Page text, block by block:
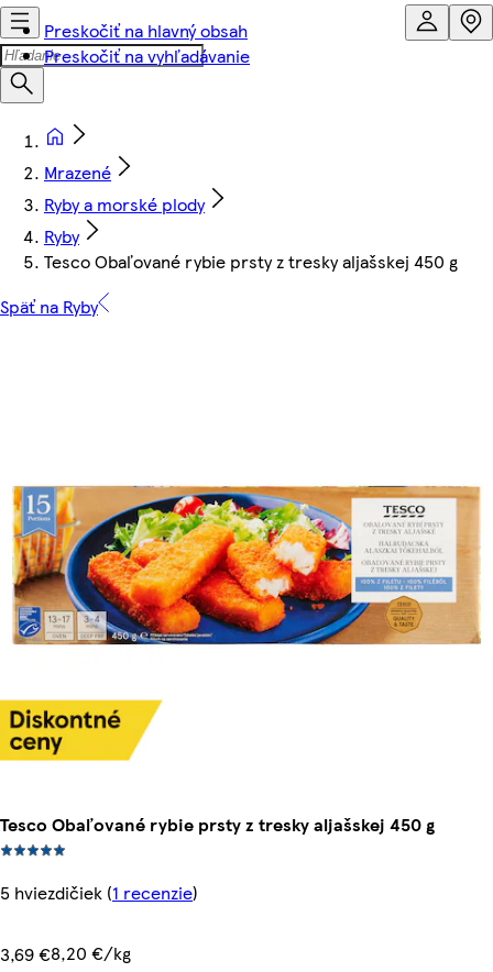
Preskočiť na hlavný obsah
Preskočiť na vyhľadávanie
Mrazené
Ryby a morské plody
Ryby
Tesco Obaľované rybie prsty z tresky aljašskej 450 g
Späť na Ryby
Tesco Obaľované rybie prsty z tresky aljašskej 450 g
5 hviezdičiek (1 recenzie)
3,69 €8,20 €/kg